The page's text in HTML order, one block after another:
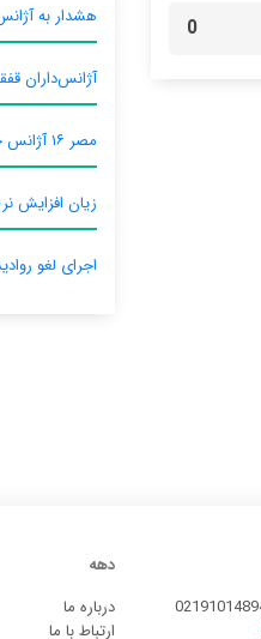
0 هشدار به
آژانس‌داران
مصر ۱۶ آژانس حج را دادگاهی می‌کند
زیان افزایش
اجرای لغو
دهه
درباره ما
ارتباط با ما